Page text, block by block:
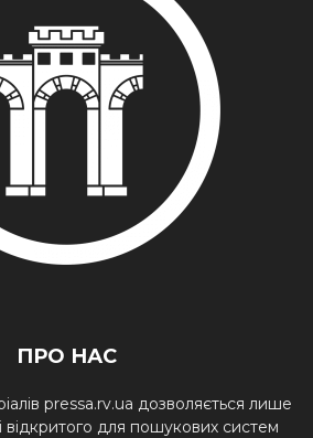
ПРО НАС
pressa.rv.ua дозволяється лише
відкритого для пошукових систем